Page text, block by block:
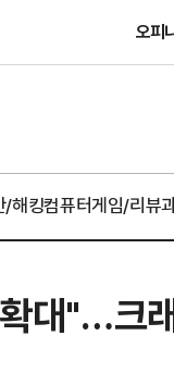
오피
/해킹컴퓨터게임/리뷰
대"…크